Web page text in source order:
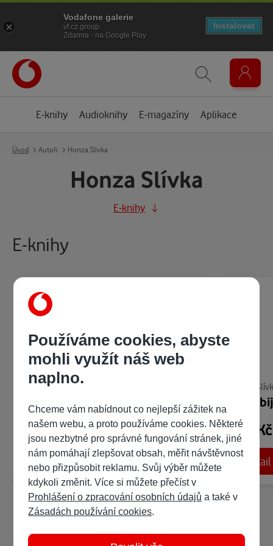
E-knihy Audioknihy E-magazíny Aplikace
Úvod Autoři Honza Slívka
Honza Slívka
E-knihy
E-knihy
Honza Slívka
Zombiekarnace
299 Kč/ 479 bodů
Detail
Honza
299
Detail
Používáme cookies, abyste
mohli využít náš web
naplno.
Chceme vám nabídnout co nejlepší zážitek na
našem webu, a proto používáme cookies. Některé
jsou nezbytné pro správné fungování stránek, jiné
nám pomáhají zlepšovat obsah, měřit návštěvnost
nebo přizpůsobit reklamu. Svůj výběr můžete
kdykoli změnit. Více si můžete přečíst v
Prohlášení o zpracování osobních údajů a také v
Zásadách používání cookies.
Vodafone galerie
vf.cz.group
Zdarma - na Google Play
Instalovat